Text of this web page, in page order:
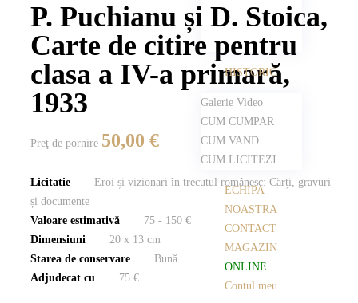
HISTORIC
Galerie Video
CUM CUMPAR
CUM VAND
CUM LICITEZI
ECHIPA
NOASTRA
CONTACT
MAGAZIN
ONLINE
Contul meu
P. Puchianu și D. Stoica,
Carte de citire pentru
clasa a IV-a primară,
1933
Preţ de pornire 50,00 €
Licitatie
Eroi și vizionari în trecutul românesc: Cărți, gravuri
și documente
Valoare estimativă
75 - 150 €
Dimensiuni
20 x 13 cm
Starea de conservare
Bună
Adjudecat cu
75 €